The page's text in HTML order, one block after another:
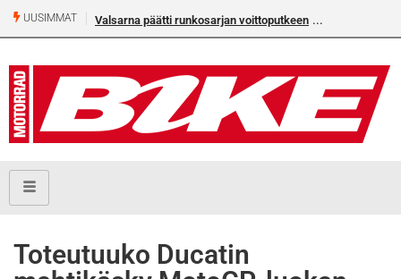
UUSIMMAT Valsarna päätti runkosarjan voittoputkeen
Toteutuuko Ducatin